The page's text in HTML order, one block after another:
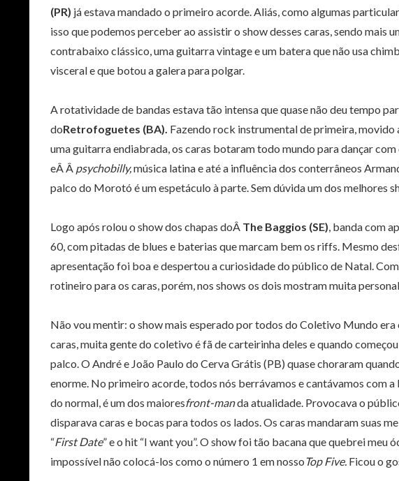
(PR) já estava mandado o primeiro acorde. Aliás, como algumas
isso que podemos perceber ao assistir o show desses caras, sendo mais
contrabaixo clássico, uma guitarra vintage e um batera que não usa
visceral e que botou a galera para polgar.
A rotatividade de bandas estava tão intensa que quase não deu tempo
doRetrofoguetes (BA). Fazendo rock instrumental de primeira, movido
uma guitarra endiabrada, os caras botaram todo mundo para dançar com
eÂ Â psychobilly,música latina e até a influência dos conterrâneos
palco do Morotó é um espetáculo à parte. Sem dúvida um dos melhores
Logo após rolou o show dos chapas doÂ The Baggios (SE), banda com
60, com pitadas de blues e baterias que marcam bem os riffs. Mesmo
apresentação foi boa e despertou a curiosidade do público de Natal.
rotineiro para os caras, porém, nos shows os dois mostram muita
Não vou mentir: o show mais esperado por todos do Coletivo Mundo era
caras, muita gente do coletivo é fã de carteirinha deles e quando
palco. O André e João Paulo do Cerva Grátis (PB) quase choraram
enorme. No primeiro acorde, todos nós berrávamos e cantávamos com
do normal, é um dos maioresfront-manda atualidade. Provocava o
disparava caras e bocas para todos os lados. Os caras mandaram suas
“First Date” e o hit “I want you”. O show foi tão bacana que quebrei meu
impossível não colocá-los como o número 1 em nosso Top Five. Ficou o